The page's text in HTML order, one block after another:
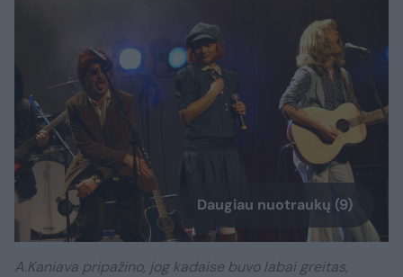
Daugiau nuotraukų (9)
A.Kaniava pripažino, jog kadaise buvo labai greitas,